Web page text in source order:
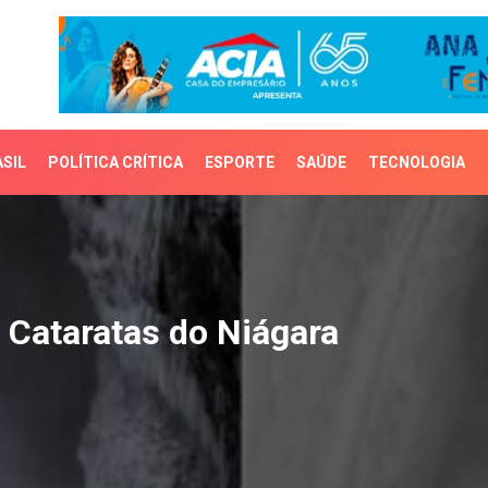
POLÍTICA CRÍTICA ESPORTE SAÚDE TECNOLOGIA
do Niágara
do Niágara